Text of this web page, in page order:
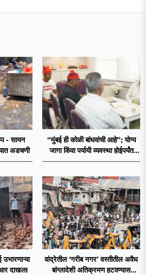
- सायन
अडचणी
“मुंबई ही कोळी बांधवांची आहे”; योग्य
जागा किंवा पर्यायी व्यवस्था होईपर्यंत
त्यांच्या सोबत – कॅबिनेट मंत्री मंगल
दाखल!
वांद्रेतील ‘गरीब नगर’ वस्तीतील अवैध
बांग्लादेशी अतिक्रमण हटवण्यास